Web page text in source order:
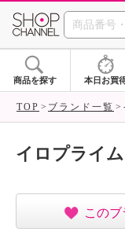
商品を探す 本日お買
TOP ブランド一覧
イロプライム
この